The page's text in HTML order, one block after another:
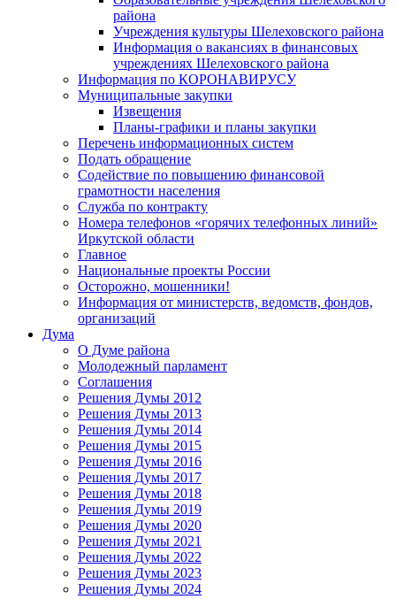
района
Учреждения культуры Шелеховского района
Информация о вакансиях в финансовых
учреждениях Шелеховского района
Информация по КОРОНАВИРУСУ
Муниципальные закупки
Извещения
Планы-графики и планы закупки
Перечень информационных систем
Подать обращение
Содействие по повышению финансовой
грамотности населения
Служба по контракту
Номера телефонов «горячих телефонных линий»
Иркутской области
Главное
Национальные проекты России
Осторожно, мошенники!
Информация от министерств, ведомств, фондов,
организаций
Дума
О Думе района
Молодежный парламент
Соглашения
Решения Думы 2012
Решения Думы 2013
Решения Думы 2014
Решения Думы 2015
Решения Думы 2016
Решения Думы 2017
Решения Думы 2018
Решения Думы 2019
Решения Думы 2020
Решения Думы 2021
Решения Думы 2022
Решения Думы 2023
Решения Думы 2024